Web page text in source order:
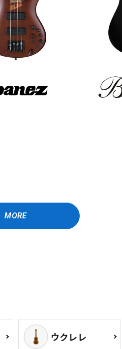
MORE
ウクレレ